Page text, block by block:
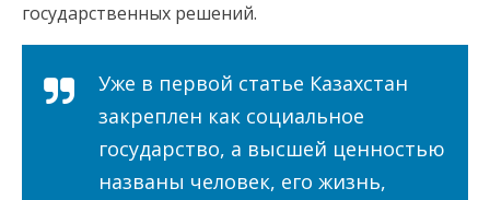
государственных решений.
Уже в первой статье Казахстан
закреплен как социальное
государство, а высшей ценностью
названы человек, его жизнь,